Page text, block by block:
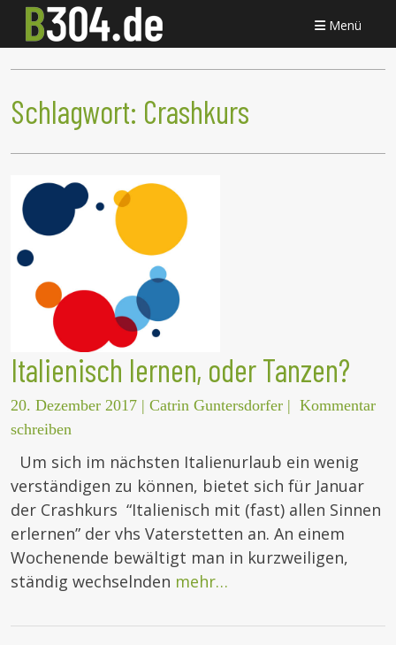
Menü
Schlagwort: Crashkurs
Italienisch lernen, oder Tanzen?
20. Dezember 2017 | Catrin Guntersdorfer | Kommentar
schreiben
Um sich im nächsten Italienurlaub ein wenig
verständigen zu können, bietet sich für Januar
der Crashkurs “Italienisch mit (fast) allen Sinnen
erlernen” der vhs Vaterstetten an. An einem
Wochenende bewältigt man in kurzweiligen,
ständig wechselnden mehr…